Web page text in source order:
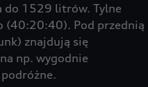
do 1529 litrów. Tylne
(40:20:40). Pod przednią
znajdują się
np. wygodnie